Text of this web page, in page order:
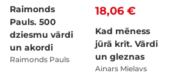
Raimonds
Pauls. 500
dziesmu vārdi
un akordi
Raimonds Pauls
18,06 €
Kad mēness
jūrā krīt. Vārdi
un gleznas
Ainars Mielavs